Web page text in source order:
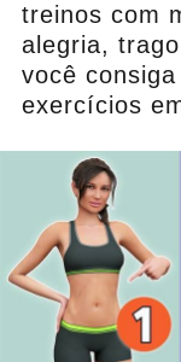
treinos com
alegria,
você
exercícios